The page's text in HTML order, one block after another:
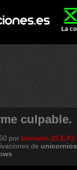
La
culpable.
por boniatin (D.E.P.)
de